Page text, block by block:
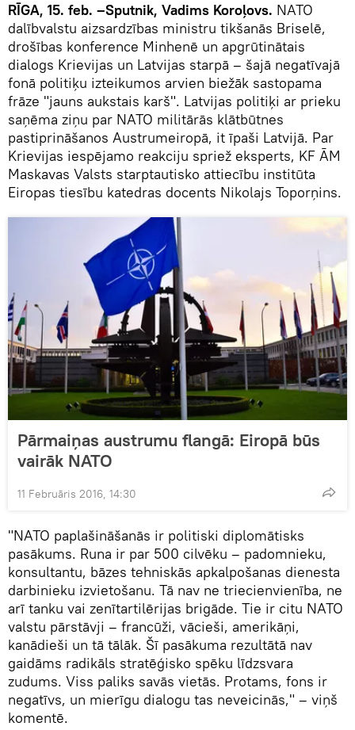
RĪGA, 15. feb. –Sputnik, Vadims Koroļovs. NATO
dalībvalstu aizsardzības ministru tikšanās Briselē,
drošības konference Minhenē un apgrūtinātais
dialogs Krievijas un Latvijas starpā – šajā negatīvajā
fonā politiķu izteikumos arvien biežāk sastopama
frāze "jauns aukstais karš". Latvijas politiķi ar prieku
saņēma ziņu par NATO militārās klātbūtnes
pastiprināšanos Austrumeiropā, it īpaši Latvijā. Par
Krievijas iespējamo reakciju spriež eksperts, KF ĀM
Maskavas Valsts starptautisko attiecību institūta
Eiropas tiesību katedras docents Nikolajs Toporņins.
Pārmaiņas austrumu flangā: Eiropā būs
vairāk NATO
11 Februāris 2016, 14:30
"NATO paplašināšanās ir politiski diplomātisks
pasākums. Runa ir par 500 cilvēku – padomnieku,
konsultantu, bāzes tehniskās apkalpošanas dienesta
darbinieku izvietošanu. Tā nav ne triecienvienība, ne
arī tanku vai zenītartilērijas brigāde. Tie ir citu NATO
valstu pārstāvji – francūži, vācieši, amerikāņi,
kanādieši un tā tālāk. Šī pasākuma rezultātā nav
gaidāms radikāls stratēģisko spēku līdzsvara
zudums. Viss paliks savās vietās. Protams, fons ir
negatīvs, un mierīgu dialogu tas neveicinās," – viņš
komentē.